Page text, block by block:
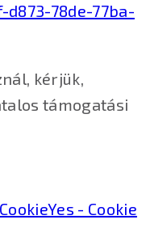
78de-77ba-
kérjük,
támogatási
CookieYes - Cookie